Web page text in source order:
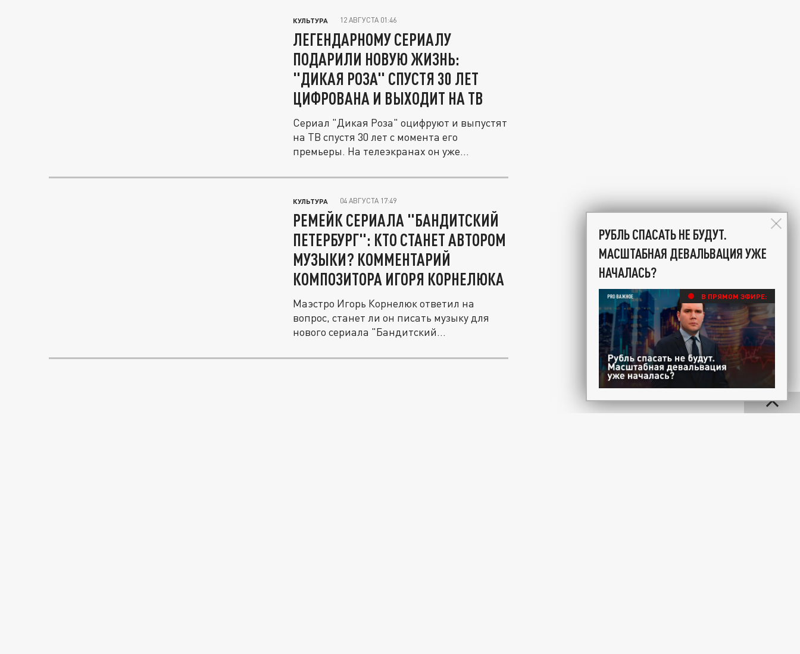
КУЛЬТУРА 12 АВГУСТА 01:46
ЛЕГЕНДАРНОМУ СЕРИАЛУ
ПОДАРИЛИ НОВУЮ ЖИЗНЬ:
"ДИКАЯ РОЗА" СПУСТЯ 30 ЛЕТ
ЦИФРОВАНА И ВЫХОДИТ НА ТВ
Сериал "Дикая Роза" оцифруют и выпустят
на ТВ спустя 30 лет с момента его
премьеры. На телеэкранах он уже...
КУЛЬТУРА 04 АВГУСТА 17:49
РЕМЕЙК СЕРИАЛА "БАНДИТСКИЙ
ПЕТЕРБУРГ": КТО СТАНЕТ АВТОРОМ
МУЗЫКИ? КОММЕНТАРИЙ
КОМПОЗИТОРА ИГОРЯ КОРНЕЛЮКА
Маэстро Игорь Корнелюк ответил на
вопрос, станет ли он писать музыку для
нового сериала "Бандитский...
РУБЛЬ СПАСАТЬ НЕ БУДУТ.
МАСШТАБНАЯ ДЕВАЛЬВАЦИЯ УЖЕ
НАЧАЛАСЬ?
В ПРЯМОМ ЭФИРЕ: